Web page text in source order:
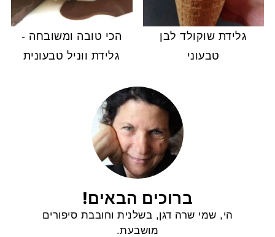
גלידת שוקולד לבן
טבעוני
הכי טובה ומשובחה -
גלידת ווניל טבעונית
ברוכים הבאים!
הי, שמי שרה דגן, בשלנית וחובבת סיפורים
מושבעת.